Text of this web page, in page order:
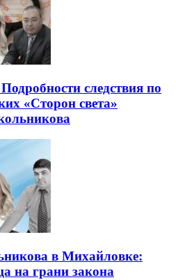
следствия по
«Сторон света»
в Михайловке:
на грани закона